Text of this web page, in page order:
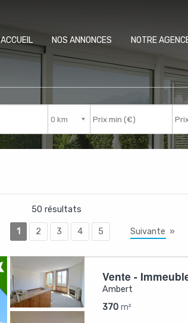
ACCUEIL NOS ANNONCES NOTRE
Nb de pièces
50 résultats
1 2 3 4 5 Suivante »
Vente -
Ambert
370 m²